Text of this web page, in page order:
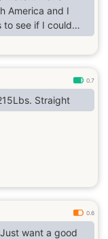
America and I
see if I could
0.7
Straight
0.6
want a good